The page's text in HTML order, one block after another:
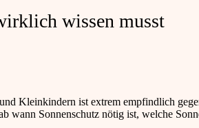
wissen musst
Kleinkindern ist extrem empfindlich
Sonnenschutz nötig ist, welche